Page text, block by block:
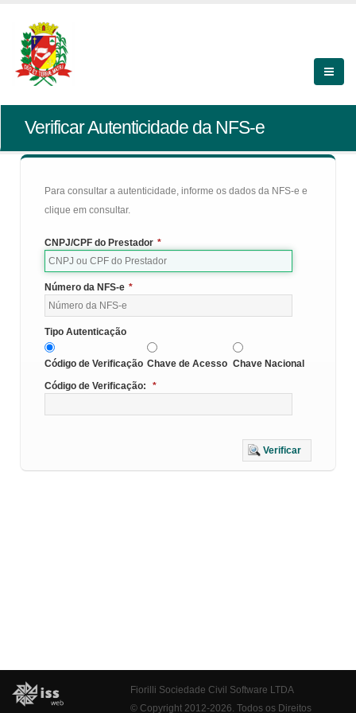
Verificar Autenticidade da NFS-e
Para consultar a autenticidade, informe os dados da NFS-e e
clique em consultar.
CNPJ/CPF do Prestador *
Número da NFS-e *
Tipo Autenticação
Código de Verificação Chave de Acesso Chave Nacional
Código de Verificação:
*
Verificar
Fiorilli Sociedade Civil Software LTDA
© Copyright 2012-2026. Todos os Direitos